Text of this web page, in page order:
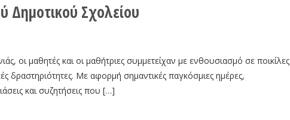
Δημοτικού Σχολείου
οι μαθητές και οι μαθήτριες συμμετείχαν με ενθουσιασμό σε ποικίλες
δραστηριότητες. Με αφορμή σημαντικές παγκόσμιες ημέρες,
και συζητήσεις που […]